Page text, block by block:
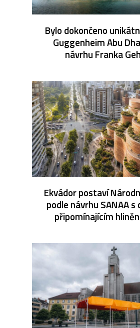
Bylo dokončeno
Guggenheim Abu
návrhu Franka
Ekvádor postaví
podle návrhu SANAA s
připomínajícím